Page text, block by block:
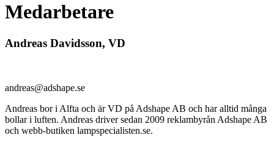
Medarbetare
Andreas Davidsson, VD
andreas@adshape.se
Andreas bor i Alfta och är VD på Adshape AB och har alltid många
bollar i luften. Andreas driver sedan 2009 reklambyrån Adshape AB
och webb-butiken lampspecialisten.se.